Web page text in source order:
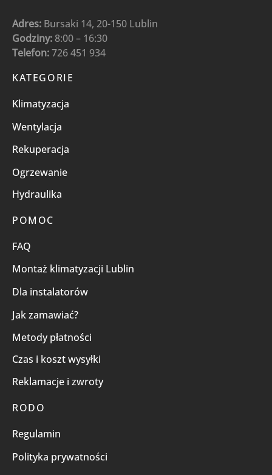
Adres: Bursaki 14, 20-150 Lublin
Godziny: 8:00 – 16:30
Telefon:726 451 934
KATEGORIE
Klimatyzacja
Wentylacja
Rekuperacja
Ogrzewanie
Hydraulika
POMOC
FAQ
Montaż klimatyzacji Lublin
Dla instalatorów
Jak zamawiać?
Metody płatności
Czas i koszt wysyłki
Reklamacje i zwroty
RODO
Regulamin
Polityka prywatności